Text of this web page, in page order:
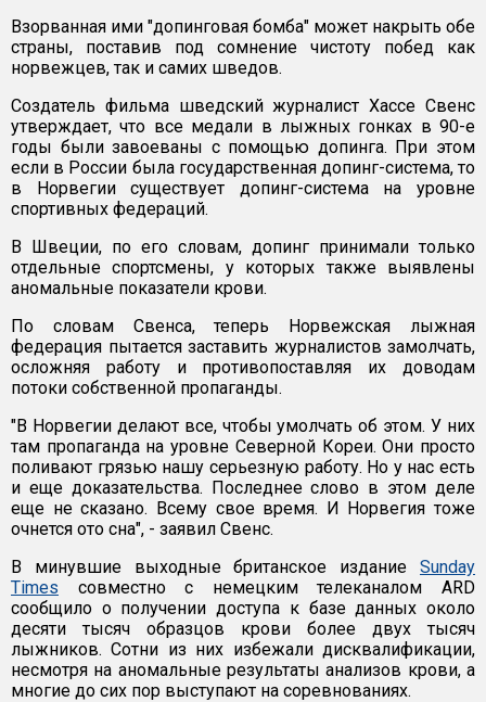
Взорванная ими "допинговая бомба" может накрыть обе
страны, поставив под сомнение чистоту побед как
норвежцев, так и самих шведов.
Создатель фильма шведский журналист Хассе Свенс
утверждает, что все медали в лыжных гонках в 90-е
годы были завоеваны с помощью допинга. При этом
если в России была государственная допинг-система, то
в Норвегии существует допинг-система на уровне
спортивных федераций.
В Швеции, по его словам, допинг принимали только
отдельные спортсмены, у которых также выявлены
аномальные показатели крови.
По словам Свенса, теперь Норвежская лыжная
федерация пытается заставить журналистов замолчать,
осложняя работу и противопоставляя их доводам
потоки собственной пропаганды.
"В Норвегии делают все, чтобы умолчать об этом. У них
там пропаганда на уровне Северной Кореи. Они просто
поливают грязью нашу серьезную работу. Но у нас есть
и еще доказательства. Последнее слово в этом деле
еще не сказано. Всему свое время. И Норвегия тоже
очнется ото сна", - заявил Свенс.
В минувшие выходные британское издание Sunday
Times совместно с немецким телеканалом ARD
сообщило о получении доступа к базе данных около
десяти тысяч образцов крови более двух тысяч
лыжников. Сотни из них избежали дисквалификации,
несмотря на аномальные результаты анализов крови, а
многие до сих пор выступают на соревнованиях.